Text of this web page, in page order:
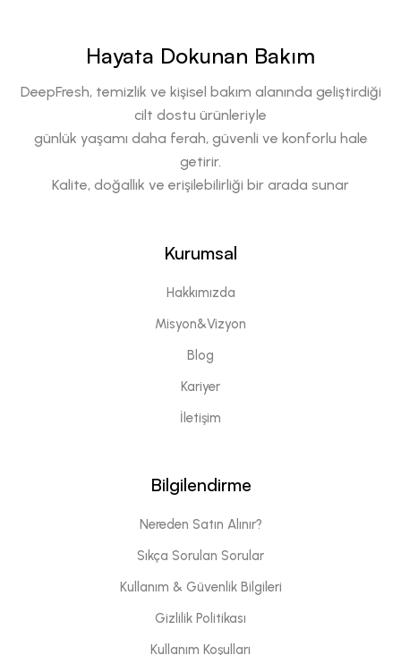
Hayata Dokunan Bakım
DeepFresh, temizlik ve kişisel bakım alanında geliştirdiği
cilt dostu ürünleriyle
günlük yaşamı daha ferah, güvenli ve konforlu hale
getirir.
Kalite, doğallık ve erişilebilirliği bir arada sunar
Kurumsal
Hakkımızda
Misyon&Vizyon
Blog
Kariyer
İletişim
Bilgilendirme
Nereden Satın Alınır?
Sıkça Sorulan Sorular
Kullanım & Güvenlik Bilgileri
Gizlilik Politikası
Kullanım Koşulları